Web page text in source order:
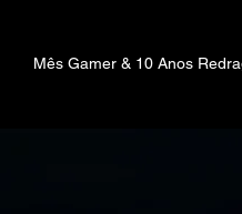
Mês Gamer & 10 Anos